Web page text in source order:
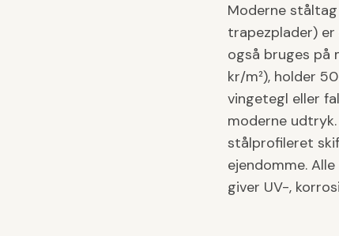
Moderne
trapezplader)
også bruges på
kr/m²), holder
vingetegl eller
moderne
stålprofileret
ejendomme.
giver UV-,